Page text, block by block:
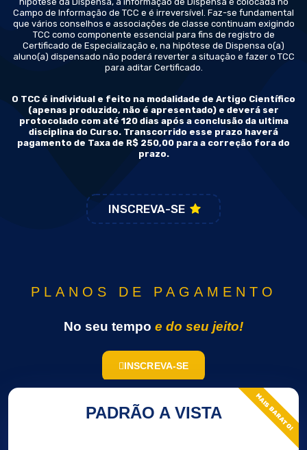
Campo de Informação de TCC e é irreversível. Faz-se fundamental
que vários conselhos e associações de classe continuam exigindo
TCC como componente essencial para fins de registro de
Certificado de Especialização e, na hipótese de Dispensa o(a)
aluno(a) dispensado não poderá reverter a situação e fazer o TCC
para aditar Certificado.
O TCC é individual e feito na modalidade de Artigo Científico
(apenas produzido, não é apresentado) e deverá ser
protocolado com até 120 dias após a conclusão da ultima
disciplina do Curso. Transcorrido esse prazo haverá
pagamento de Taxa de R$ 250,00 para a correção fora do
prazo.
INSCREVA-SE
PLANOS DE PAGAMENTO
No seu tempo e do seu jeito!
INSCREVA-SE
MAIS BARATO!
PADRÃO A VISTA